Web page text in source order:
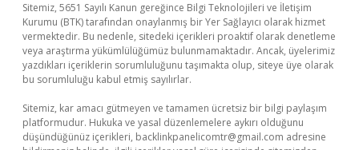
Sitemiz, 5651 Sayılı Kanun gereğince Bilgi Teknolojileri ve İletişim
Kurumu (BTK) tarafından onaylanmış bir Yer Sağlayıcı olarak hizmet
vermektedir. Bu nedenle, sitedeki içerikleri proaktif olarak denetleme
veya araştırma yükümlülüğümüz bulunmamaktadır. Ancak, üyelerimiz
yazdıkları içeriklerin sorumluluğunu taşımakta olup, siteye üye olarak
bu sorumluluğu kabul etmiş sayılırlar.
Sitemiz, kar amacı gütmeyen ve tamamen ücretsiz bir bilgi paylaşım
platformudur. Hukuka ve yasal düzenlemelere aykırı olduğunu
düşündüğünüz içerikleri, backlinkpanelicomtr@gmail.com adresine